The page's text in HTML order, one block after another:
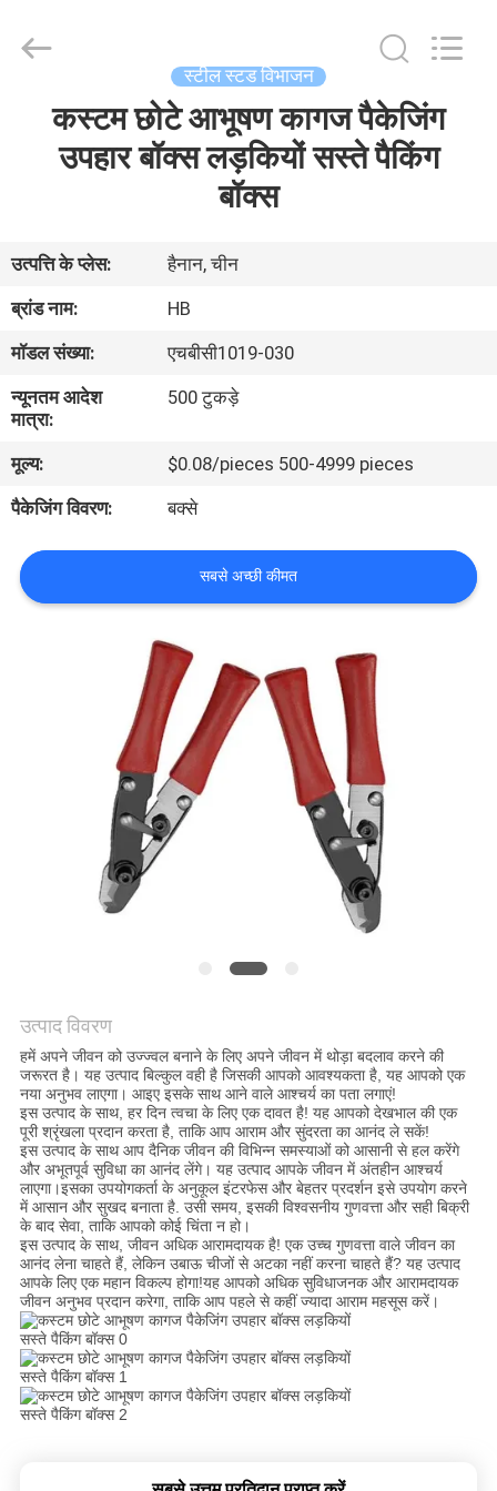
हमारे
बारे
में
कारखाना
भ्रमण
गुणवत्ता
नियंत्रण
अनुरोध
करें
साइटमैप
गोपनीयता
नीति
स्टील स्टड विभाजन
कस्टम छोटे आभूषण कागज पैकेजिंग
उपहार बॉक्स लड़कियों सस्ते पैकिंग
बॉक्स
उत्पत्ति के प्लेस:
हैनान, चीन
ब्रांड नाम:
HB
मॉडल संख्या:
एचबीसी1019-030
न्यूनतम आदेश
मात्रा:
500 टुकड़े
मूल्य:
$0.08/pieces 500-4999 pieces
पैकेजिंग विवरण:
बक्से
सबसे अच्छी कीमत
उत्पाद विवरण
हमें अपने जीवन को उज्ज्वल बनाने के लिए अपने जीवन में थोड़ा बदलाव करने की
जरूरत है। यह उत्पाद बिल्कुल वही है जिसकी आपको आवश्यकता है, यह आपको एक
नया अनुभव लाएगा। आइए इसके साथ आने वाले आश्चर्य का पता लगाएं!
इस उत्पाद के साथ, हर दिन त्वचा के लिए एक दावत है! यह आपको देखभाल की एक
पूरी श्रृंखला प्रदान करता है, ताकि आप आराम और सुंदरता का आनंद ले सकें!
इस उत्पाद के साथ आप दैनिक जीवन की विभिन्न समस्याओं को आसानी से हल करेंगे
और अभूतपूर्व सुविधा का आनंद लेंगे। यह उत्पाद आपके जीवन में अंतहीन आश्चर्य
लाएगा।इसका उपयोगकर्ता के अनुकूल इंटरफेस और बेहतर प्रदर्शन इसे उपयोग करने
में आसान और सुखद बनाता है. उसी समय, इसकी विश्वसनीय गुणवत्ता और सही बिक्री
के बाद सेवा, ताकि आपको कोई चिंता न हो।
इस उत्पाद के साथ, जीवन अधिक आरामदायक है! एक उच्च गुणवत्ता वाले जीवन का
आनंद लेना चाहते हैं, लेकिन उबाऊ चीजों से अटका नहीं करना चाहते हैं? यह उत्पाद
आपके लिए एक महान विकल्प होगा!यह आपको अधिक सुविधाजनक और आरामदायक
जीवन अनुभव प्रदान करेगा, ताकि आप पहले से कहीं ज्यादा आराम महसूस करें।